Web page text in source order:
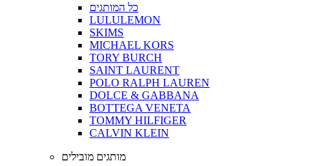
כל המותגים
LULULEMON
SKIMS
MICHAEL KORS
TORY BURCH
SAINT LAURENT
POLO RALPH LAUREN
DOLCE & GABBANA
BOTTEGA VENETA
TOMMY HILFIGER
CALVIN KLEIN
מותגים מובילים